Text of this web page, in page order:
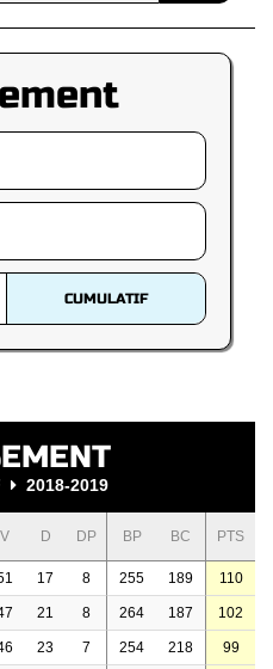
CUMULATIF
2018-2019
V D DP BP BC PTS
17 8 255 189 110
21 8 264 187 102
23 7 254 218 99